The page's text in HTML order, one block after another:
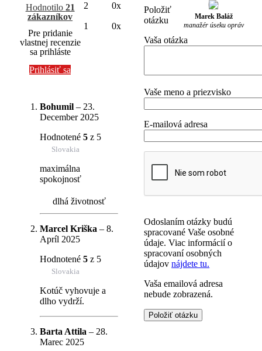
Hodnotilo 21
zákazníkov
Pre pridanie
vlastnej recenzie
sa prihláste
Prihlásiť sa
2 0x
1 0x
Bohumil – 23.
December 2025
Hodnotené 5 z 5
Slovakia
maximálna
spokojnosť
dlhá životnosť
Marcel Kriška – 8.
Apríl 2025
Hodnotené 5 z 5
Slovakia
Kotúč vyhovuje a
dlho vydrží.
Barta Attila – 28.
Marec 2025
Marek Baláž
manažér úseku opráv
Položiť
otázku
Vaša otázka
Vaše meno a priezvisko
E-mailová adresa
Odoslaním otázky budú
spracované Vaše osobné
údaje. Viac informácií o
spracovaní osobných
údajovnájdete tu.
Vaša emailová adresa
nebude zobrazená.